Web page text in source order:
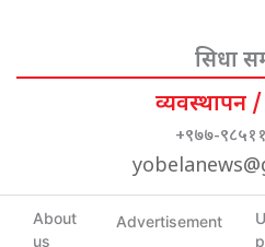
सिधा
व्यवस्थापन /
+९७७-
About
us
Advertisement